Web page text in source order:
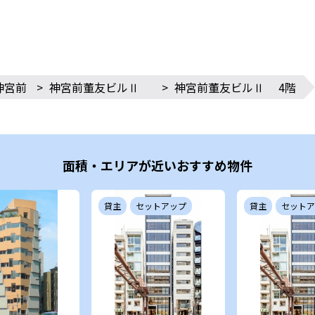
宮前 > 神宮前董友ビルⅡ > 神宮前董友ビルⅡ 4階
面積・エリアが近いおすすめ物件
貸主 セットアップ 貸主 セット